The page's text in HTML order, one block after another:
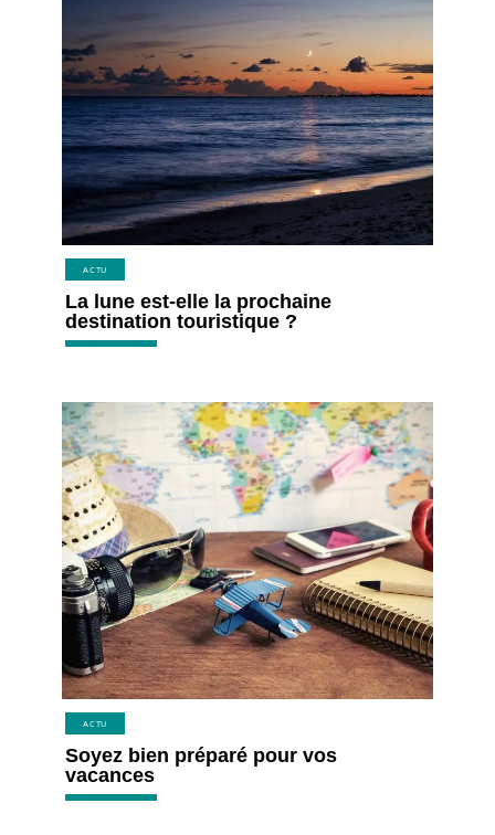
ACTU
La lune est-elle la prochaine
destination touristique ?
ACTU
Soyez bien préparé pour vos
vacances